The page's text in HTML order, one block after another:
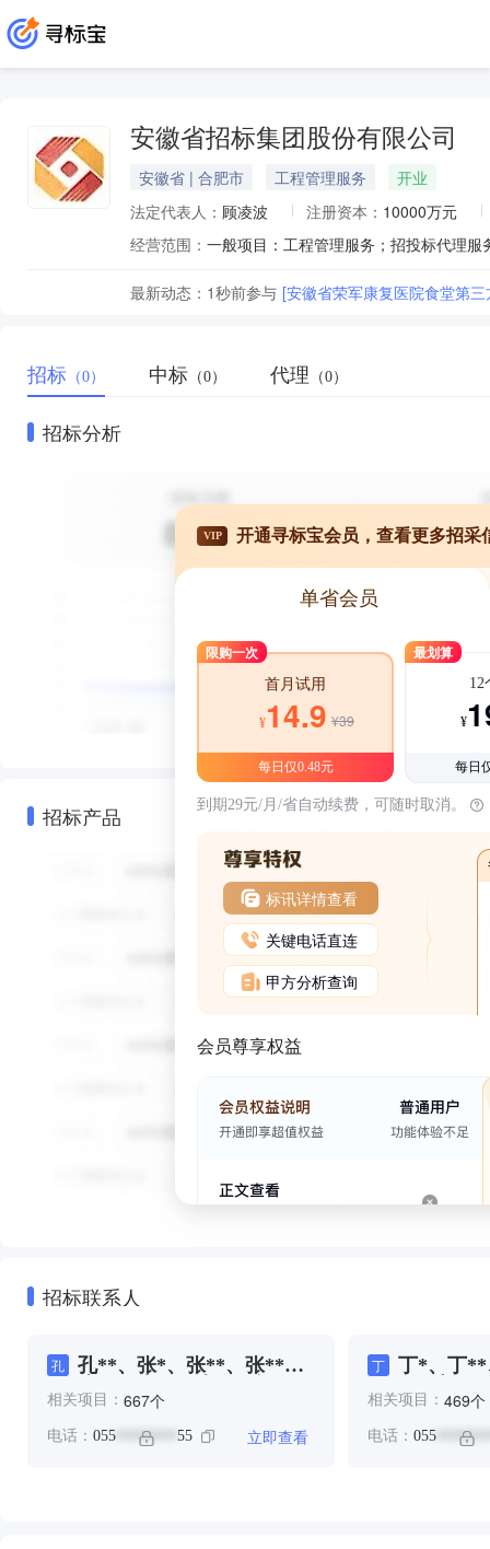
安徽省招标集团股份有限公司
安徽省 | 合肥市 工程管理服务
开业
法定代表人： 顾凌波 注册资本： 10000万元
经营范围：
最新动态： 1秒前参与 [安徽省荣军康复医院食堂第
招标 （0） 中标 （0） 代理 （0）
招标分析
招标产品
VIP 开通寻标宝会员，查看更多招采
单省会员
限购一次
首月试用
¥14.9 ¥39
每日仅0.48元
最划算
12
¥
每日
到期29元/月/省自动续费，可随时取消。
标讯详情查看
关键电话直连
甲方分析查询
会员尊享权益
招标联系人
孔
孔**、张*、张**、张**、
董**、鲁*、黄**
相关项目： 667个
电话： 055 ******** 55 立即查看
丁
丁*、丁
**、吴**
*、宋**
相关项目： 469个
电话： 055